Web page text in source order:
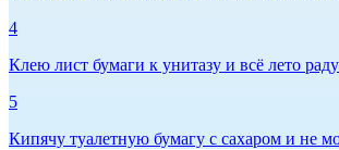
4
Клею лист бумаги к унитазу и всё лето
5
Кипячу туалетную бумагу с сахаром и не